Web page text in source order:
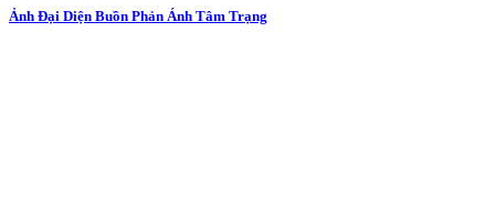
Ảnh Đại Diện Buồn Phản Ánh Tâm Trạng